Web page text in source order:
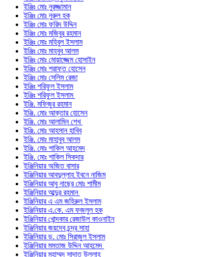
ইঞ্জিঃ মোঃ নুরজ্জামান
ইঞ্জিঃ মোঃ নুরুল হক
ইঞ্জিঃ মোঃ ফরিদ উদ্দিন
ইঞ্জিঃ মোঃ মজিবুর রহমান
ইঞ্জিঃ মোঃ মহিবুল ইসলাম
ইঞ্জিঃ মোঃ মাহবুব আলম
ইঞ্জিঃ মোঃ মোয়াজ্জেম হোসাইন
ইঞ্জিঃ মোঃ শরাফত হোসেন
ইঞ্জিঃ মোঃ সেলিম রেজা
ইঞ্জিঃ শরিফুল ইসলাম
ইঞ্জিঃ শরিফুল ইসলাম
ইঞ্জি. মফিজুর রহমান
ইঞ্জি. মোঃ আক্তার হোসেন
ইঞ্জি. মোঃ আলামিন শেখ
ইঞ্জি. মোঃ আহসান হাবিব
ইঞ্জি. মোঃ মাহাবুব আলম
ইঞ্জি. মোঃ শাকিল আহমেদ
ইঞ্জি. মোঃ শাকিল সিকদার
ইঞ্জিনিয়ার অজিত বাসার
ইঞ্জিনিয়ার আবদুল্লাহ ইবনে নাজিম
ইঞ্জিনিয়ার আবু নাছের মোঃ শামীম
ইঞ্জিনিয়ার আব্দুর রহমান
ইঞ্জিনিয়ার এ এম জহিরুল ইসলাম
ইঞ্জিনিয়ার এ.কে. এম ফজলুল হক
ইঞ্জিনিয়ার খোন্দকার রেজাউল কাওনাইন
ইঞ্জিনিয়ার জয়দেব চন্দ্র সাহা
ইঞ্জিনিয়ার ড. মোঃ সিরাজুল ইসলাম
ইঞ্জিনিয়ার মমতাজ উদ্দিন আহমেদ
ইঞ্জিনিয়ার মুহাম্মদ সাদাত উল্লাহ